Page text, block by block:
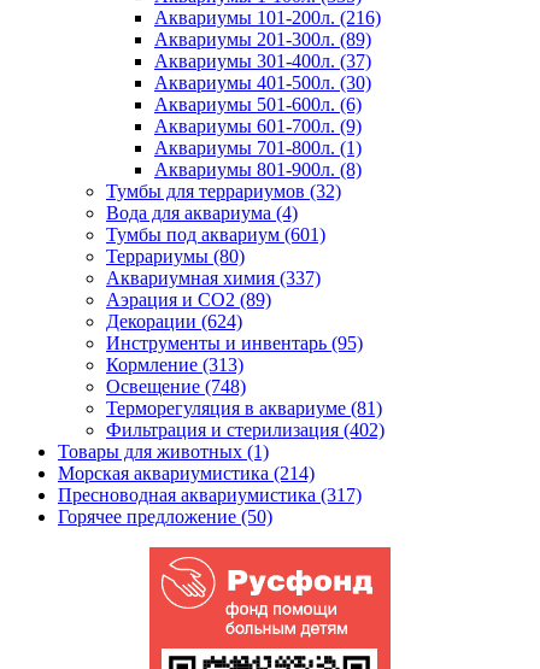
Аквариумы 101-200л. (216)
Аквариумы 201-300л. (89)
Аквариумы 301-400л. (37)
Аквариумы 401-500л. (30)
Аквариумы 501-600л. (6)
Аквариумы 601-700л. (9)
Аквариумы 701-800л. (1)
Аквариумы 801-900л. (8)
Тумбы для террариумов (32)
Вода для аквариума (4)
Тумбы под аквариум (601)
Террариумы (80)
Аквариумная химия (337)
Аэрация и CO2 (89)
Декорации (624)
Инструменты и инвентарь (95)
Кормление (313)
Освещение (748)
Терморегуляция в аквариуме (81)
Фильтрация и стерилизация (402)
Товары для животных (1)
Морская аквариумистика (214)
Пресноводная аквариумистика (317)
Горячее предложение (50)